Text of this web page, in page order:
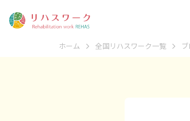
ホーム 全国リハスワーク一覧